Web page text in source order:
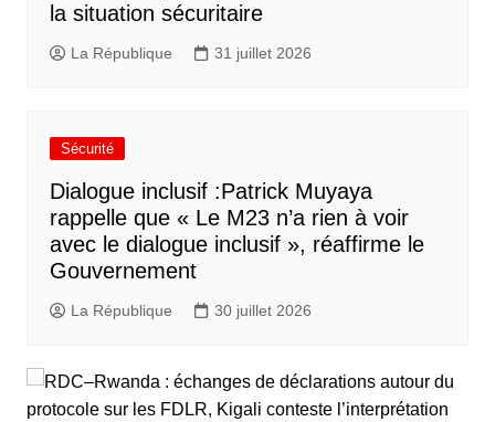
la situation sécuritaire
La République 31 juillet 2026
Sécurité
Dialogue inclusif :Patrick Muyaya
rappelle que « Le M23 n’a rien à voir
avec le dialogue inclusif », réaffirme le
Gouvernement
La République 30 juillet 2026